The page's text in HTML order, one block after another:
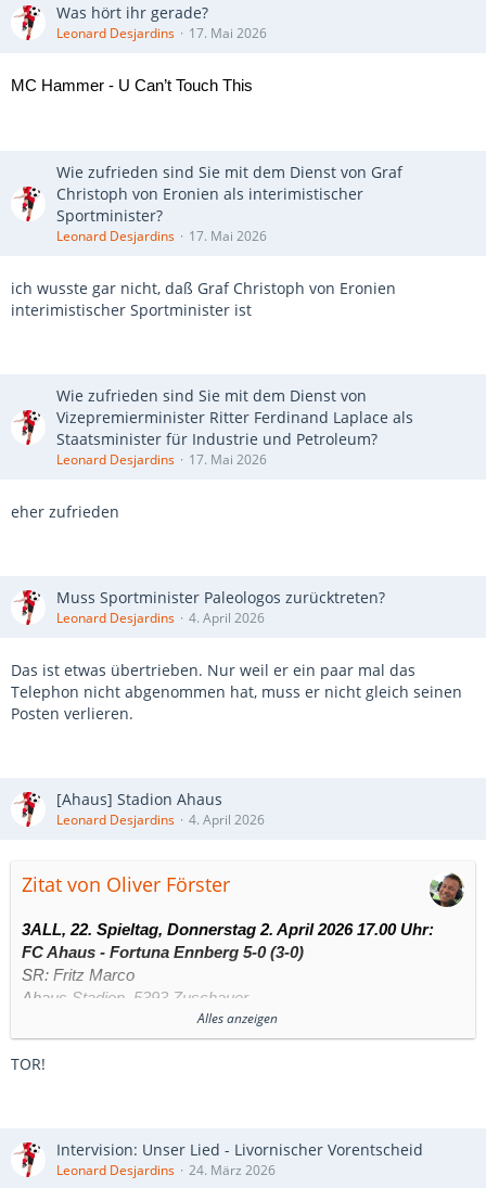
Wheeler dribbelt von rechts nach innen, zieht aus 18 Metern
ab und trifft platziert ins lange Eck.
Was hört ihr gerade?
Leonard Desjardins 17. Mai 2026
MC Hammer - U Can’t Touch This
Wie zufrieden sind Sie mit dem Dienst von Graf
Christoph von Eronien als interimistischer
Sportminister?
Leonard Desjardins 17. Mai 2026
ich wusste gar nicht, daß Graf Christoph von Eronien
interimistischer Sportminister ist
Wie zufrieden sind Sie mit dem Dienst von
Vizepremierminister Ritter Ferdinand Laplace als
Staatsminister für Industrie und Petroleum?
Leonard Desjardins 17. Mai 2026
eher zufrieden
Muss Sportminister Paleologos zurücktreten?
Leonard Desjardins 4. April 2026
Das ist etwas übertrieben. Nur weil er ein paar mal das
Telephon nicht abgenommen hat, muss er nicht gleich seinen
Posten verlieren.
[Ahaus] Stadion Ahaus
Leonard Desjardins 4. April 2026
Zitat von Oliver Förster
3ALL, 22. Spieltag, Donnerstag 2. April 2026 17.00 Uhr:
FC Ahaus - Fortuna Ennberg 5-0 (3-0)
SR: Fritz Marco
Ahaus Stadion, 5393 Zuschauer
1:0 (12.) – Leonard Desjardins
2:0 (25.) – Quincy Lécuyer
Alles anzeigen
TOR!
Intervision: Unser Lied - Livornischer Vorentscheid
Leonard Desjardins 24. März 2026